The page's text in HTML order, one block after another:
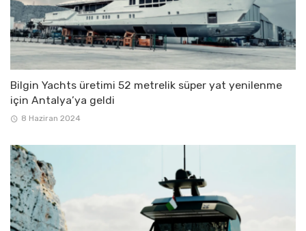
Bilgin Yachts üretimi 52 metrelik süper yat yenilenme
için Antalya’ya geldi
8 Haziran 2024